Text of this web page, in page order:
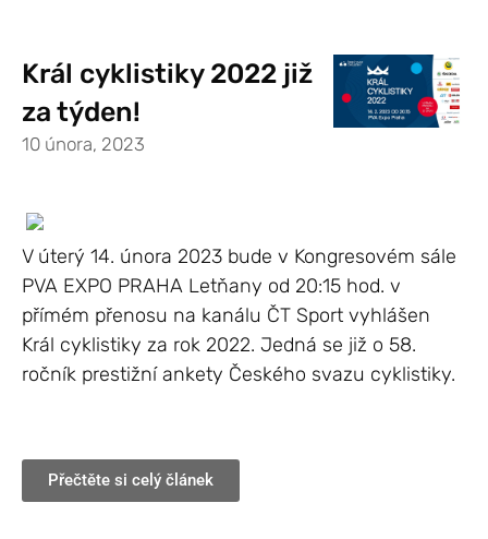
Král cyklistiky 2022 již
za týden!
10 února, 2023
V úterý 14. února 2023 bude v Kongresovém sále
PVA EXPO PRAHA Letňany od 20:15 hod. v
přímém přenosu na kanálu ČT Sport vyhlášen
Král cyklistiky za rok 2022. Jedná se již o 58.
ročník prestižní ankety Českého svazu cyklistiky.
Přečtěte si celý článek